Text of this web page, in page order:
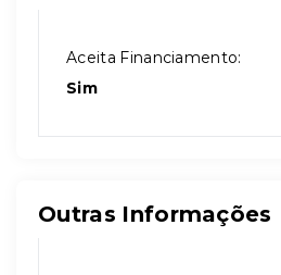
Aceita Financiamento:
Sim
Outras Informações